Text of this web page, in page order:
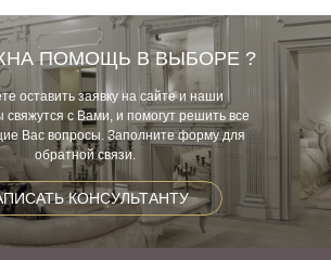
ПОМОЩЬ В ВЫБОРЕ ?
оставить заявку на сайте и наши
свяжутся с Вами, и помогут решить все
Вас вопросы. Заполните форму для
обратной связи.
КОНСУЛЬТАНТУ